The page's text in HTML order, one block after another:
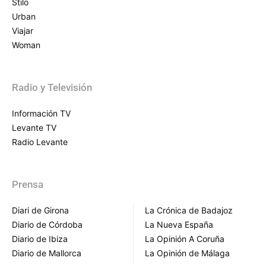
Urban
Viajar
Woman
Radio y Televisión
Información TV
Levante TV
Radio Levante
Prensa
Diari de Girona
Diario de Córdoba
Diario de Ibiza
Diario de Mallorca
La Crónica de Badajoz
La Nueva España
La Opinión A Coruña
La Opinión de Málaga